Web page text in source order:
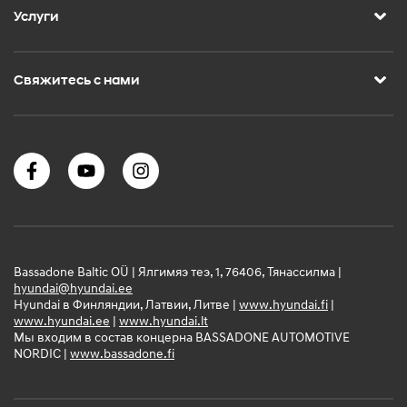
Услуги
Свяжитесь с нами
Bassadone Baltic OÜ | Ялгимяэ теэ, 1, 76406, Тянассилма |
hyundai@hyundai.ee
Hyundai в Финляндии, Латвии, Литве | www.hyundai.fi |
www.hyundai.ee | www.hyundai.lt
Мы входим в состав концерна BASSADONE AUTOMOTIVE
NORDIC | www.bassadone.fi